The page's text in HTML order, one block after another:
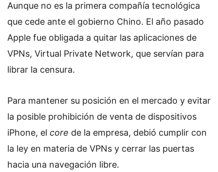
Aunque no es la primera compañía tecnológica
que cede ante el gobierno Chino. El año pasado
Apple fue obligada a quitar las aplicaciones de
VPNs, Virtual Private Network, que servían para
librar la censura.
Para mantener su posición en el mercado y evitar
la posible prohibición de venta de dispositivos
iPhone, el core de la empresa, debió cumplir con
la ley en materia de VPNs y cerrar las puertas
hacia una navegación libre.